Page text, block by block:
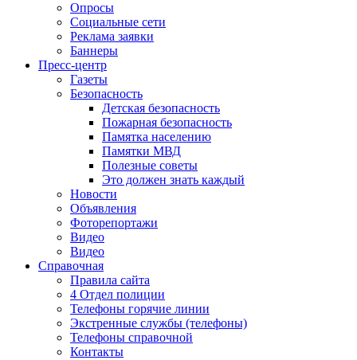
Опросы
Социальные сети
Реклама заявки
Баннеры
Пресс-центр
Газеты
Безопасность
Детская безопасность
Пожарная безопасность
Памятка населению
Памятки МВД
Полезные советы
Это должен знать каждый
Новости
Объявления
Фоторепортажи
Видео
Видео
Справочная
Правила сайта
4 Отдел полиции
Телефоны горячие линии
Экстренные службы (телефоны)
Телефоны справочной
Контакты